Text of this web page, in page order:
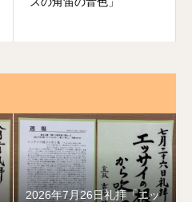
2026年7月26日礼拝「エッ